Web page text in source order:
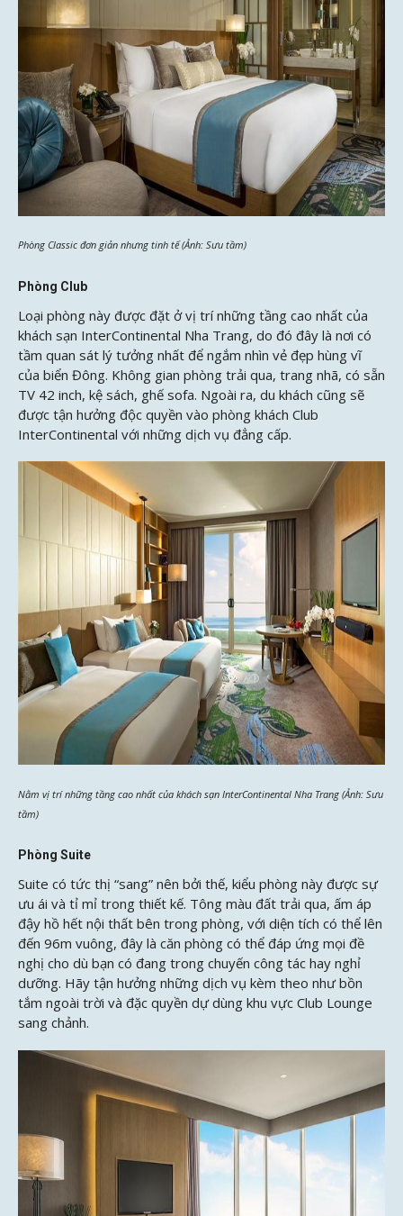
Phòng Classic đơn giản nhưng tinh tế (Ảnh: Sưu tầm)
Phòng Club
Loại phòng này được đặt ở vị trí những tầng cao nhất của
khách sạn InterContinental Nha Trang, do đó đây là nơi có
tầm quan sát lý tưởng nhất để ngắm nhìn vẻ đẹp hùng vĩ
của biển Đông. Không gian phòng trải qua, trang nhã, có sẵn
TV 42 inch, kệ sách, ghế sofa. Ngoài ra, du khách cũng sẽ
được tận hưởng độc quyền vào phòng khách Club
InterContinental với những dịch vụ đẳng cấp.
Nằm vị trí những tầng cao nhất của khách sạn InterContinental Nha Trang (Ảnh: Sưu
tầm)
Phòng Suite
Suite có tức thị “sang” nên bởi thế, kiểu phòng này được sự
ưu ái và tỉ mỉ trong thiết kế. Tông màu đất trải qua, ấm áp
đậy hồ hết nội thất bên trong phòng, với diện tích có thể lên
đến 96m vuông, đây là căn phòng có thể đáp ứng mọi đề
nghị cho dù bạn có đang trong chuyến công tác hay nghỉ
dưỡng. Hãy tận hưởng những dịch vụ kèm theo như bồn
tắm ngoài trời và đặc quyền dự dùng khu vực Club Lounge
sang chảnh.